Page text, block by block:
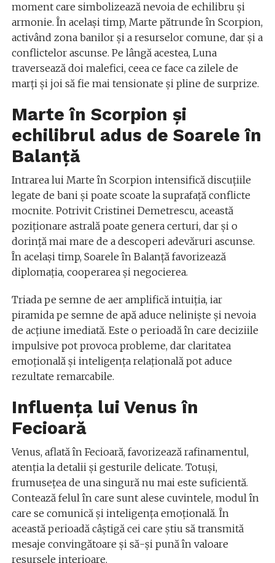
moment care simbolizează nevoia de echilibru și
armonie. În același timp, Marte pătrunde în Scorpion,
activând zona banilor și a resurselor comune, dar și a
conflictelor ascunse. Pe lângă acestea, Luna
traversează doi malefici, ceea ce face ca zilele de
marți și joi să fie mai tensionate și pline de surprize.
Marte în Scorpion și
echilibrul adus de Soarele în
Balanță
Intrarea lui Marte în Scorpion intensifică discuțiile
legate de bani și poate scoate la suprafață conflicte
mocnite. Potrivit Cristinei Demetrescu, această
poziționare astrală poate genera certuri, dar și o
dorință mai mare de a descoperi adevăruri ascunse.
În același timp, Soarele în Balanță favorizează
diplomația, cooperarea și negocierea.
Triada pe semne de aer amplifică intuiția, iar
piramida pe semne de apă aduce neliniște și nevoia
de acțiune imediată. Este o perioadă în care deciziile
impulsive pot provoca probleme, dar claritatea
emoțională și inteligența relațională pot aduce
rezultate remarcabile.
Influența lui Venus în
Fecioară
Venus, aflată în Fecioară, favorizează rafinamentul,
atenția la detalii și gesturile delicate. Totuși,
frumusețea de una singură nu mai este suficientă.
Contează felul în care sunt alese cuvintele, modul în
care se comunică și inteligența emoțională. În
această perioadă câștigă cei care știu să transmită
mesaje convingătoare și să-și pună în valoare
resursele interioare.